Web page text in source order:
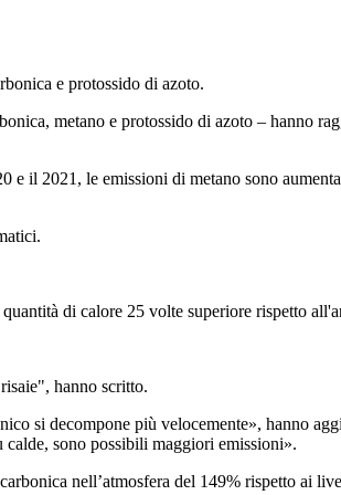
e protossido di azoto.
metano e protossido di azoto – hanno
e il 2021, le emissioni di metano sono
di calore 25 volte superiore rispetto
hanno scritto.
si decompone più velocemente», hanno
calde, sono possibili maggiori emissioni».
nell’atmosfera del 149% rispetto ai